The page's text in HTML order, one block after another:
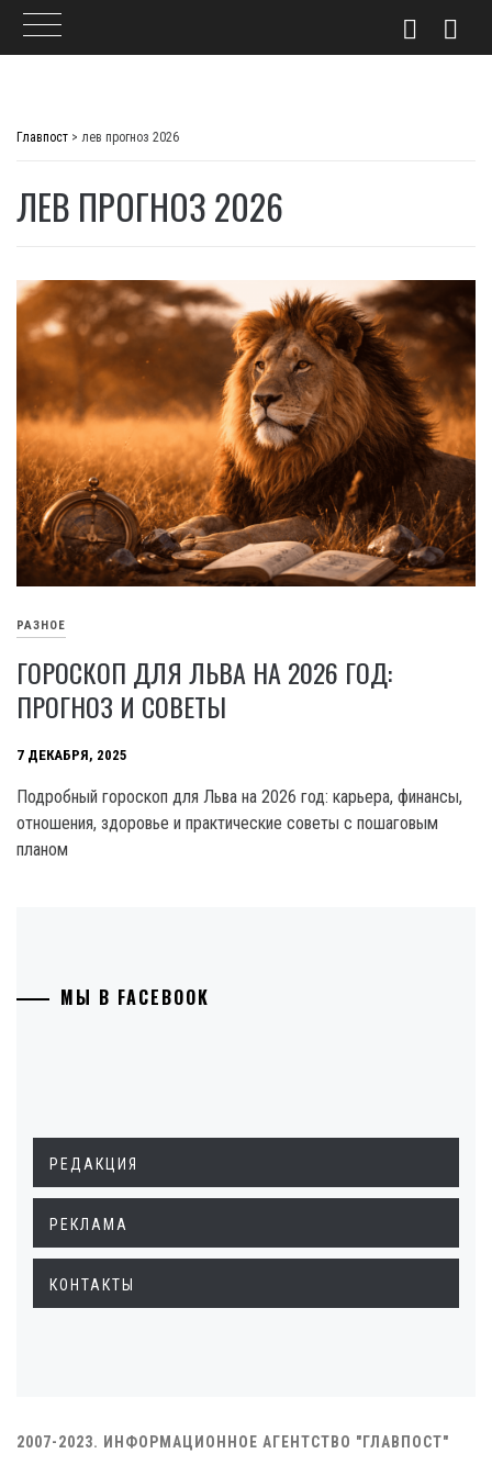
Главпост > лев прогноз 2026
ЛЕВ ПРОГНОЗ 2026
РАЗНОЕ
ГОРОСКОП ДЛЯ ЛЬВА НА 2026 ГОД:
ПРОГНОЗ И СОВЕТЫ
7 ДЕКАБРЯ, 2025
Подробный гороскоп для Льва на 2026 год: карьера, финансы,
отношения, здоровье и практические советы с пошаговым
планом
МЫ В FACEBOOK
РЕДАКЦИЯ
РЕКЛАМА
КОНТАКТЫ
2007-2023. ИНФОРМАЦИОННОЕ АГЕНТСТВО "ГЛАВПОСТ"